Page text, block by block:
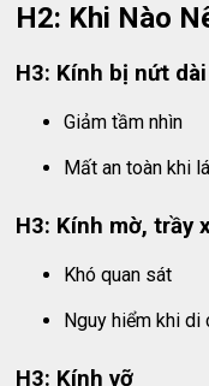
H2: Khi Nào
H3: Kính bị nứt dài
Giảm tầm nhìn
Mất an toàn khi
H3: Kính mờ, trầy
Khó quan sát
Nguy hiểm khi di
H3: Kính vỡ